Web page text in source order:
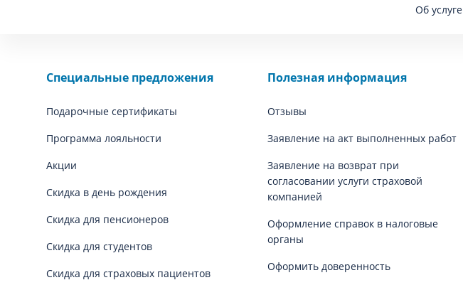
Об услуге
Специальные предложения
Подарочные сертификаты
Программа лояльности
Акции
Скидка в день рождения
Скидка для пенсионеров
Скидка для студентов
Скидка для страховых пациентов
Полезная информация
Отзывы
Заявление на акт выполненных работ
Заявление на возврат при
согласовании услуги страховой
компанией
Оформление справок в налоговые
органы
Оформить доверенность